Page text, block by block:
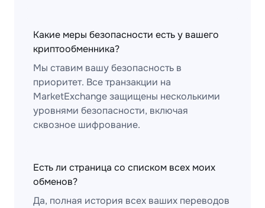
Какие меры безопасности есть у вашего
криптообменника?
Мы ставим вашу безопасность в
приоритет. Все транзакции на
MarketExchange защищены несколькими
уровнями безопасности, включая
сквозное шифрование.
Есть ли страница со списком всех моих
обменов?
Да, полная история всех ваших переводов